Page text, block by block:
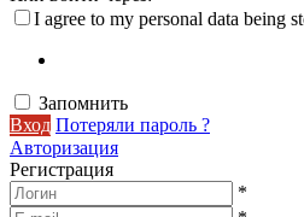
I agree to my personal data being
Запомнить
Вход Потеряли пароль ?
Авторизация
Регистрация
*